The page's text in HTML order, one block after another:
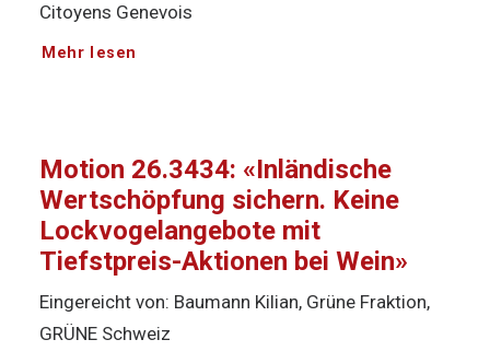
Citoyens Genevois
Mehr lesen
Motion 26.3434: «Inländische
Wertschöpfung sichern. Keine
Lockvogelangebote mit
Tiefstpreis-Aktionen bei Wein»
Eingereicht von: Baumann Kilian, Grüne Fraktion,
GRÜNE Schweiz